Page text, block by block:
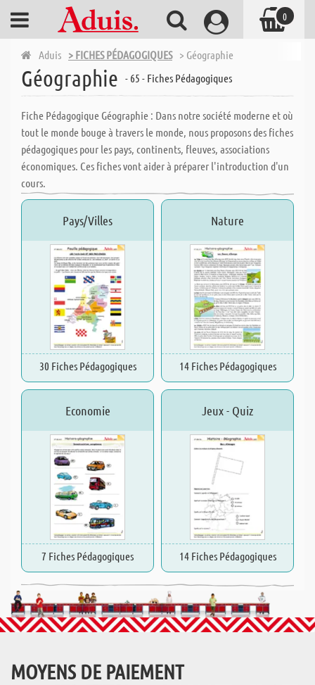
Aduis > FICHES PÉDAGOGIQUES > Géographie
Géographie - 65 - Fiches Pédagogiques
Fiche Pédagogique Géographie : Dans notre société moderne et où
tout le monde bouge à travers le monde, nous proposons des fiches
pédagogiques pour les pays, continents, fleuves, associations
économiques. Ces fiches vont aider à préparer l'introduction d'un
cours.
Pays/Villes
30 Fiches Pédagogiques
Nature
14 Fiches Pédagogiques
Economie
7 Fiches Pédagogiques
Jeux - Quiz
14 Fiches Pédagogiques
MOYENS DE PAIEMENT
0